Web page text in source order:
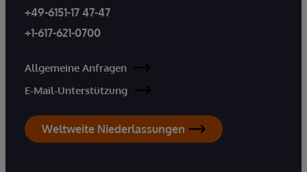
+49-6151-17 47-47
+1-617-621-0700
Allgemeine Anfragen
E-Mail-Unterstützung
Weltweite Niederlassungen